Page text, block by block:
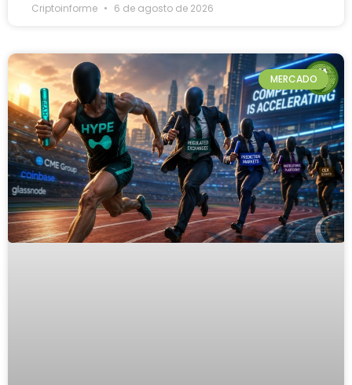
Criptoinforme 6 de agosto de 2026
MERCADO